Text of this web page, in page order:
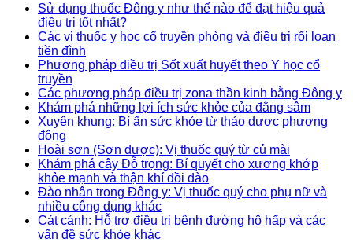
Sử dụng thuốc Đông y như thế nào để đạt hiệu quả
điều trị tốt nhất?
Các vị thuốc y học cổ truyền phòng và điều trị rối loạn
tiền đình
Phương pháp điều trị Sốt xuất huyết theo Y học cổ
truyền
Các phương pháp điều trị zona thần kinh bằng Đông y
Khám phá những lợi ích sức khỏe của đằng sâm
Xuyên khung: Bí ẩn sức khỏe từ thảo dược phương
đông
Hoài sơn (Sơn dược): Vị thuốc quý từ củ mài
Khám phá cây Đỗ trọng: Bí quyết cho xương khớp
khỏe mạnh và thận khí dồi dào
Đào nhân trong Đông y: Vị thuốc quý cho phụ nữ và
nhiều công dụng khác
Cát cánh: Hỗ trợ điều trị bệnh đường hô hấp và các
vấn đề sức khỏe khác